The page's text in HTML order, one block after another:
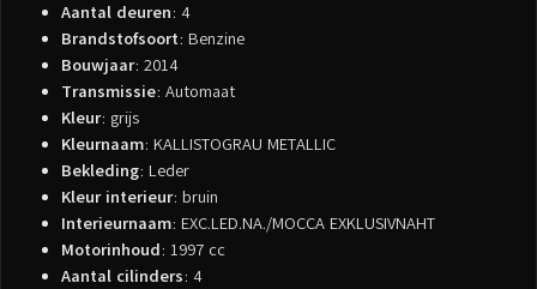
Aantal deuren: 4
Brandstofsoort: Benzine
Bouwjaar: 2014
Transmissie: Automaat
Kleur: grijs
Kleurnaam: KALLISTOGRAU METALLIC
Bekleding: Leder
Kleur interieur: bruin
Interieurnaam: EXC.LED.NA./MOCCA EXKLUSIVNAHT
Motorinhoud: 1997 cc
Aantal cilinders: 4